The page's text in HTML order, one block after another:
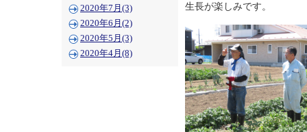
2020年7月(3)
2020年6月(2)
2020年5月(3)
2020年4月(8)
生長が楽しみです。